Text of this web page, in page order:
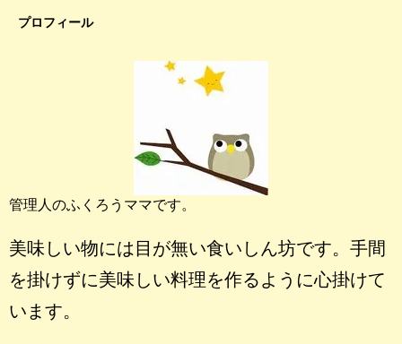
プロフィール
管理人のふくろうママです。
美味しい物には目が無い食いしん坊です。手間
を掛けずに美味しい料理を作るように心掛けて
います。